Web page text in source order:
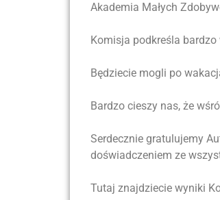
Akademia Małych
Komisja podkreśla
Będziecie mogli po
Bardzo cieszy nas, że
Serdecznie gratulujemy
doświadczeniem ze
Tutaj znajdziecie wyniki